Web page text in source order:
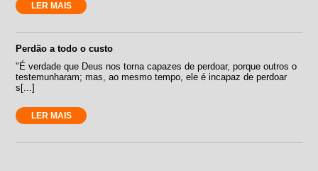
LER MAIS
Perdão a todo o custo
"É verdade que Deus nos torna capazes de perdoar, porque outros o
testemunharam; mas, ao mesmo tempo, ele é incapaz de perdoar
s[...]
LER MAIS